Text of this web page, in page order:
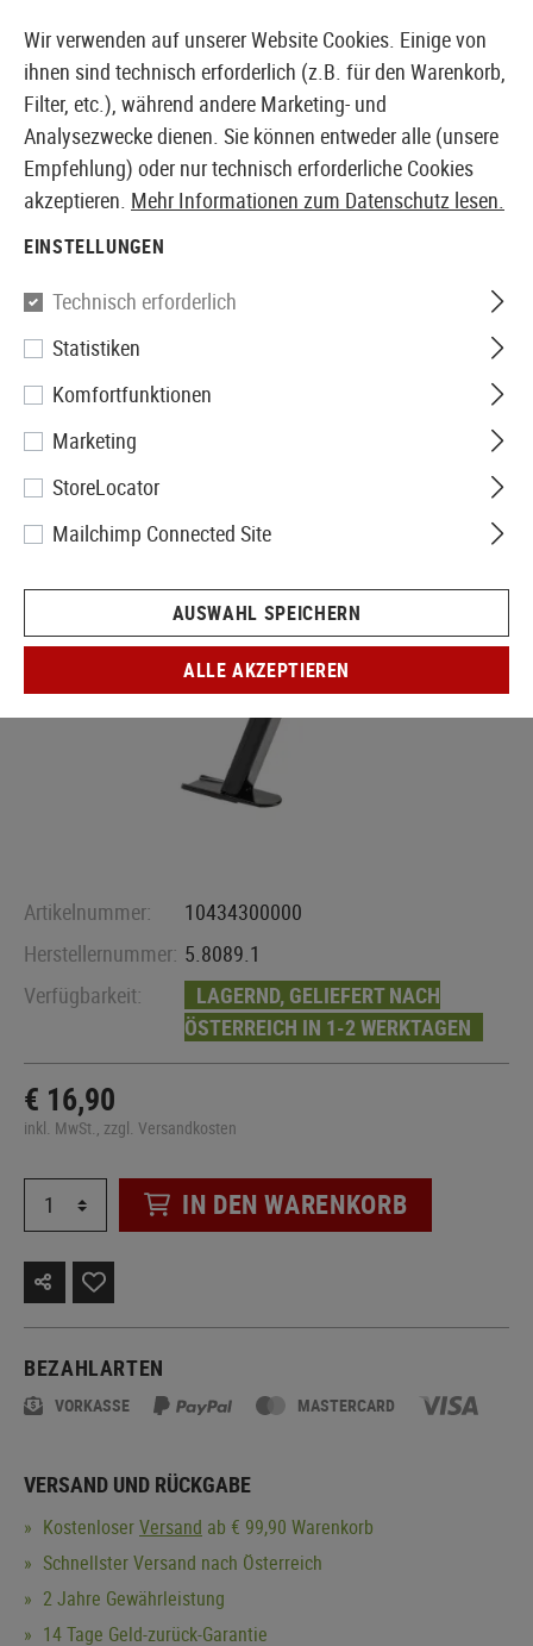
EUROPÄISCHER AIRSOFT SHOP & GROßHÄNDLER
Walther
Magazin P38 Full Metal Co2
20rds
Artikelnummer:
10434300000
Herstellernummer: 5.8089.1
Verfügbarkeit:
LAGERND, GELIEFERT NACH
ÖSTERREICH IN 1-2 WERKTAGEN
€ 16,90
inkl. MwSt., zzgl. Versandkosten
IN DEN WARENKORB
BEZAHLARTEN
VORKASSE MASTERCARD
VERSAND UND RÜCKGABE
KostenloserVersand ab € 99,90 Warenkorb
Schnellster Versand nach Österreich
2 Jahre Gewährleistung
14 Tage Geld-zurück-Garantie
Wir verwenden auf unserer Website Cookies. Einige von
ihnen sind technisch erforderlich (z.B. für den Warenkorb,
Filter, etc.), während andere Marketing- und
Analysezwecke dienen. Sie können entweder alle (unsere
Empfehlung) oder nur technisch erforderliche Cookies
akzeptieren. Mehr Informationen zum Datenschutz lesen.
EINSTELLUNGEN
Technisch erforderlich
Statistiken
Komfortfunktionen
Marketing
StoreLocator
Mailchimp Connected Site
AUSWAHL SPEICHERN
ALLE AKZEPTIEREN